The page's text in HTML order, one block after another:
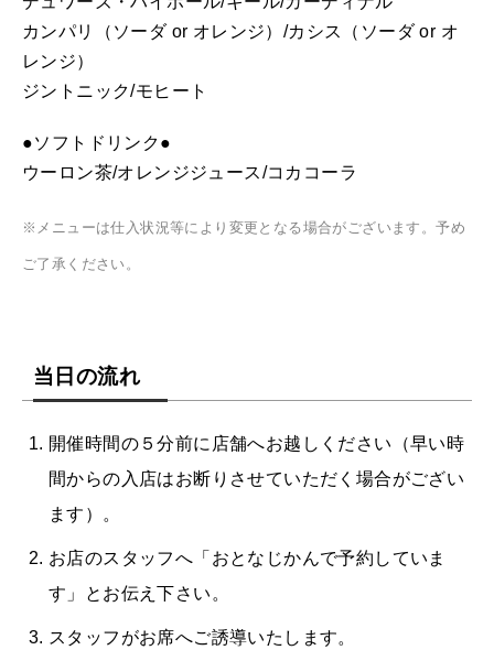
カンパリ（ソーダ or オレンジ）/カシス（ソーダ or オ
レンジ）
ジントニック/モヒート
●ソフトドリンク●
ウーロン茶/オレンジジュース/コカコーラ
※メニューは仕入状況等により変更となる場合がございます。予め
ご了承ください。
当日の流れ
開催時間の５分前に店舗へお越しください（早い時
間からの入店はお断りさせていただく場合がござい
ます）。
お店のスタッフへ「おとなじかんで予約していま
す」とお伝え下さい。
スタッフがお席へご誘導いたします。